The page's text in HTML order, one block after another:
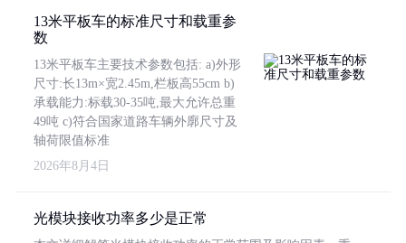
13米平板车的标准尺寸和载重参
数
13米平板车主要技术参数包括: a)外形
尺寸:长13m×宽2.45m,栏板高55cm b)
承载能力:标载30-35吨,最大允许总重
49吨 c)符合国家道路车辆外廓尺寸及
轴荷限值标准
2026年8月4日
光模块接收功率多少是正常